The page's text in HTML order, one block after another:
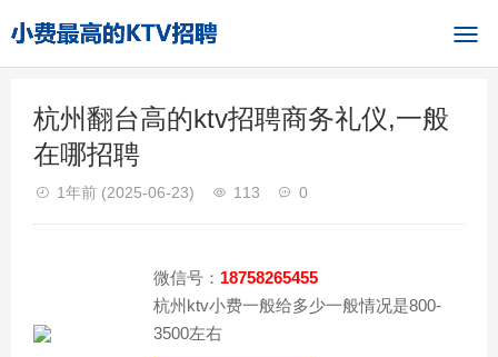
杭州翻台高的ktv招聘商务礼仪,一般
在哪招聘
1年前 (2025-06-23) 113 0
微信号： 18758265455
杭州ktv小费一般给多少一般情况是800-
3500左右